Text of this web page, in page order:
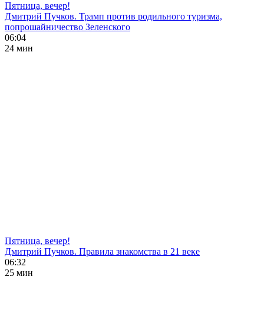
Пятница, вечер!
Дмитрий Пучков. Трамп против родильного туризма,
попрошайничество Зеленского
06:04
24 мин
Пятница, вечер!
Дмитрий Пучков. Правила знакомства в 21 веке
06:32
25 мин